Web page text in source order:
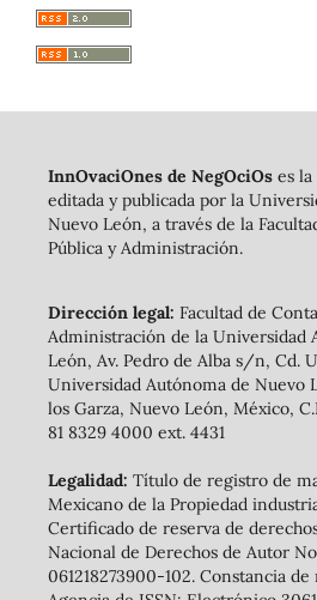
InnOvaciOnes de NegOciOses la
editada y publicada por la
Nuevo León, a través de la
Pública y Administración.
Dirección legal: Facultad de
Administración de la Universidad
León, Av. Pedro de Alba s/n, Cd.
Universidad Autónoma de Nuevo
los Garza, Nuevo León, México,
81 8329 4000 ext. 4431
Legalidad: Título de registro de
Mexicano de la Propiedad
Certificado de reserva de
Nacional de Derechos de Autor
061218273900-102. Constancia